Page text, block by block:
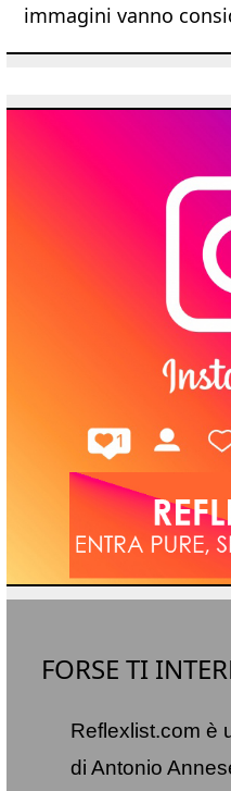
immagini vanno
FORSE TI
Reflexlist.com è
di Antonio